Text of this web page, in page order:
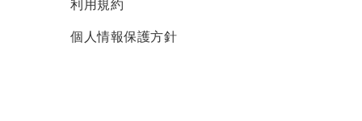
利用規約
個人情報保護方針